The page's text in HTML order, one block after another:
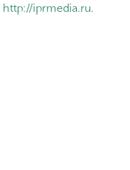
http://iprmedia.ru.